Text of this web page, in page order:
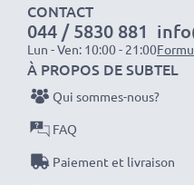
CONTACT
044 / 5830 881
Lun - Ven: 10:00 - 21:00
À PROPOS DE SUBTEL
Qui sommes-nous?
FAQ
Paiement et livraison